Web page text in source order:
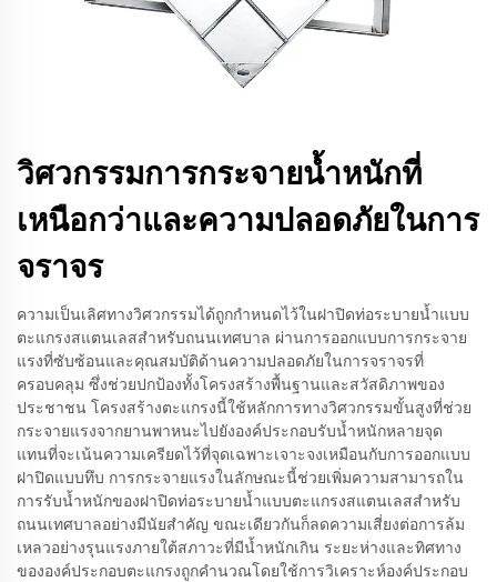
วิศวกรรมการกระจายน้ำหนักที่
เหนือกว่าและความปลอดภัยในการ
จราจร
ความเป็นเลิศทางวิศวกรรมได้ถูกกำหนดไว้ในฝาปิดท่อระบายน้ำแบบ
ตะแกรงสแตนเลสสำหรับถนนเทศบาล ผ่านการออกแบบการกระจาย
แรงที่ซับซ้อนและคุณสมบัติด้านความปลอดภัยในการจราจรที่
ครอบคลุม ซึ่งช่วยปกป้องทั้งโครงสร้างพื้นฐานและสวัสดิภาพของ
ประชาชน โครงสร้างตะแกรงนี้ใช้หลักการทางวิศวกรรมขั้นสูงที่ช่วย
กระจายแรงจากยานพาหนะไปยังองค์ประกอบรับน้ำหนักหลายจุด
แทนที่จะเน้นความเครียดไว้ที่จุดเฉพาะเจาะจงเหมือนกับการออกแบบ
ฝาปิดแบบทึบ การกระจายแรงในลักษณะนี้ช่วยเพิ่มความสามารถใน
การรับน้ำหนักของฝาปิดท่อระบายน้ำแบบตะแกรงสแตนเลสสำหรับ
ถนนเทศบาลอย่างมีนัยสำคัญ ขณะเดียวกันก็ลดความเสี่ยงต่อการล้ม
เหลวอย่างรุนแรงภายใต้สภาวะที่มีน้ำหนักเกิน ระยะห่างและทิศทาง
ขององค์ประกอบตะแกรงถูกคำนวณโดยใช้การวิเคราะห์องค์ประกอบ